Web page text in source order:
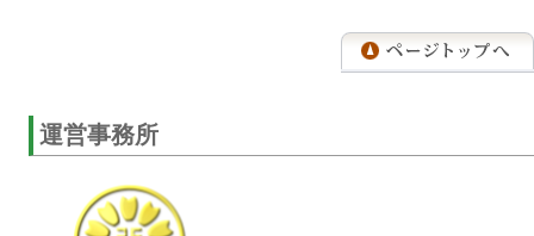
運営事務所